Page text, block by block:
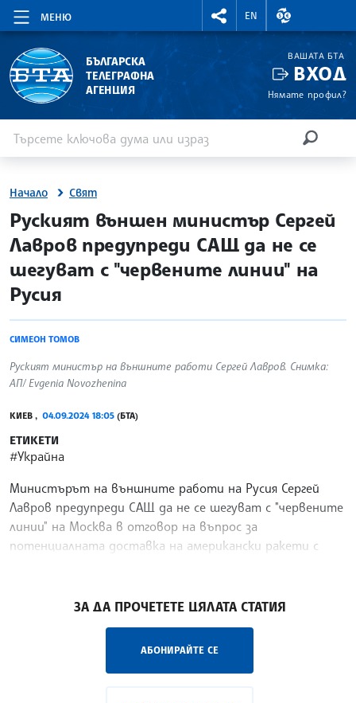
МЕНЮ
RIGHTMENU.SOCIAL
EN
ВАЛУТНИ
БЪЛГАРСКА
ТЕЛЕГРАФНА
АГЕНЦИЯ
ВАШАТА БТА
ВХОД
Нямате профил?
Начало Свят
site.bta
Руският външен министър Сергей
Лавров предупреди САЩ да не се
шегуват с "червените линии" на
Русия
СИМЕОН ТОМОВ
Руският министър на външните работи Сергей Лавров. Снимка:
АП/ Evgenia Novozhenina
КИЕВ , 04.09.2024 18:05 (БТА)
ЕТИКЕТИ
#Украйна
Министърът на външните работи на Русия Сергей
Лавров предупреди САЩ да не се шегуват с "червените
линии" на Москва в отговор на въпрос за
потенциалната доставка на американски ракети с
ЗА ДА ПРОЧЕТЕТЕ ЦЯЛАТА СТАТИЯ
АБОНИРАЙТЕ СЕ